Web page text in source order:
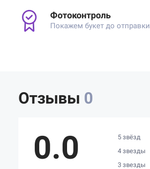
Фотоконтроль
Покажем букет до отправки
Отзывы 0
0.0 5 звёзд
4 звезды
3 звезды